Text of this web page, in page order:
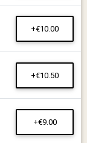
+€10.00
+€10.50
+€9.00